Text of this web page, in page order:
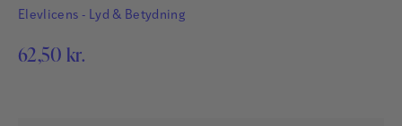
Elevlicens - Lyd & Betydning
62,50 kr.